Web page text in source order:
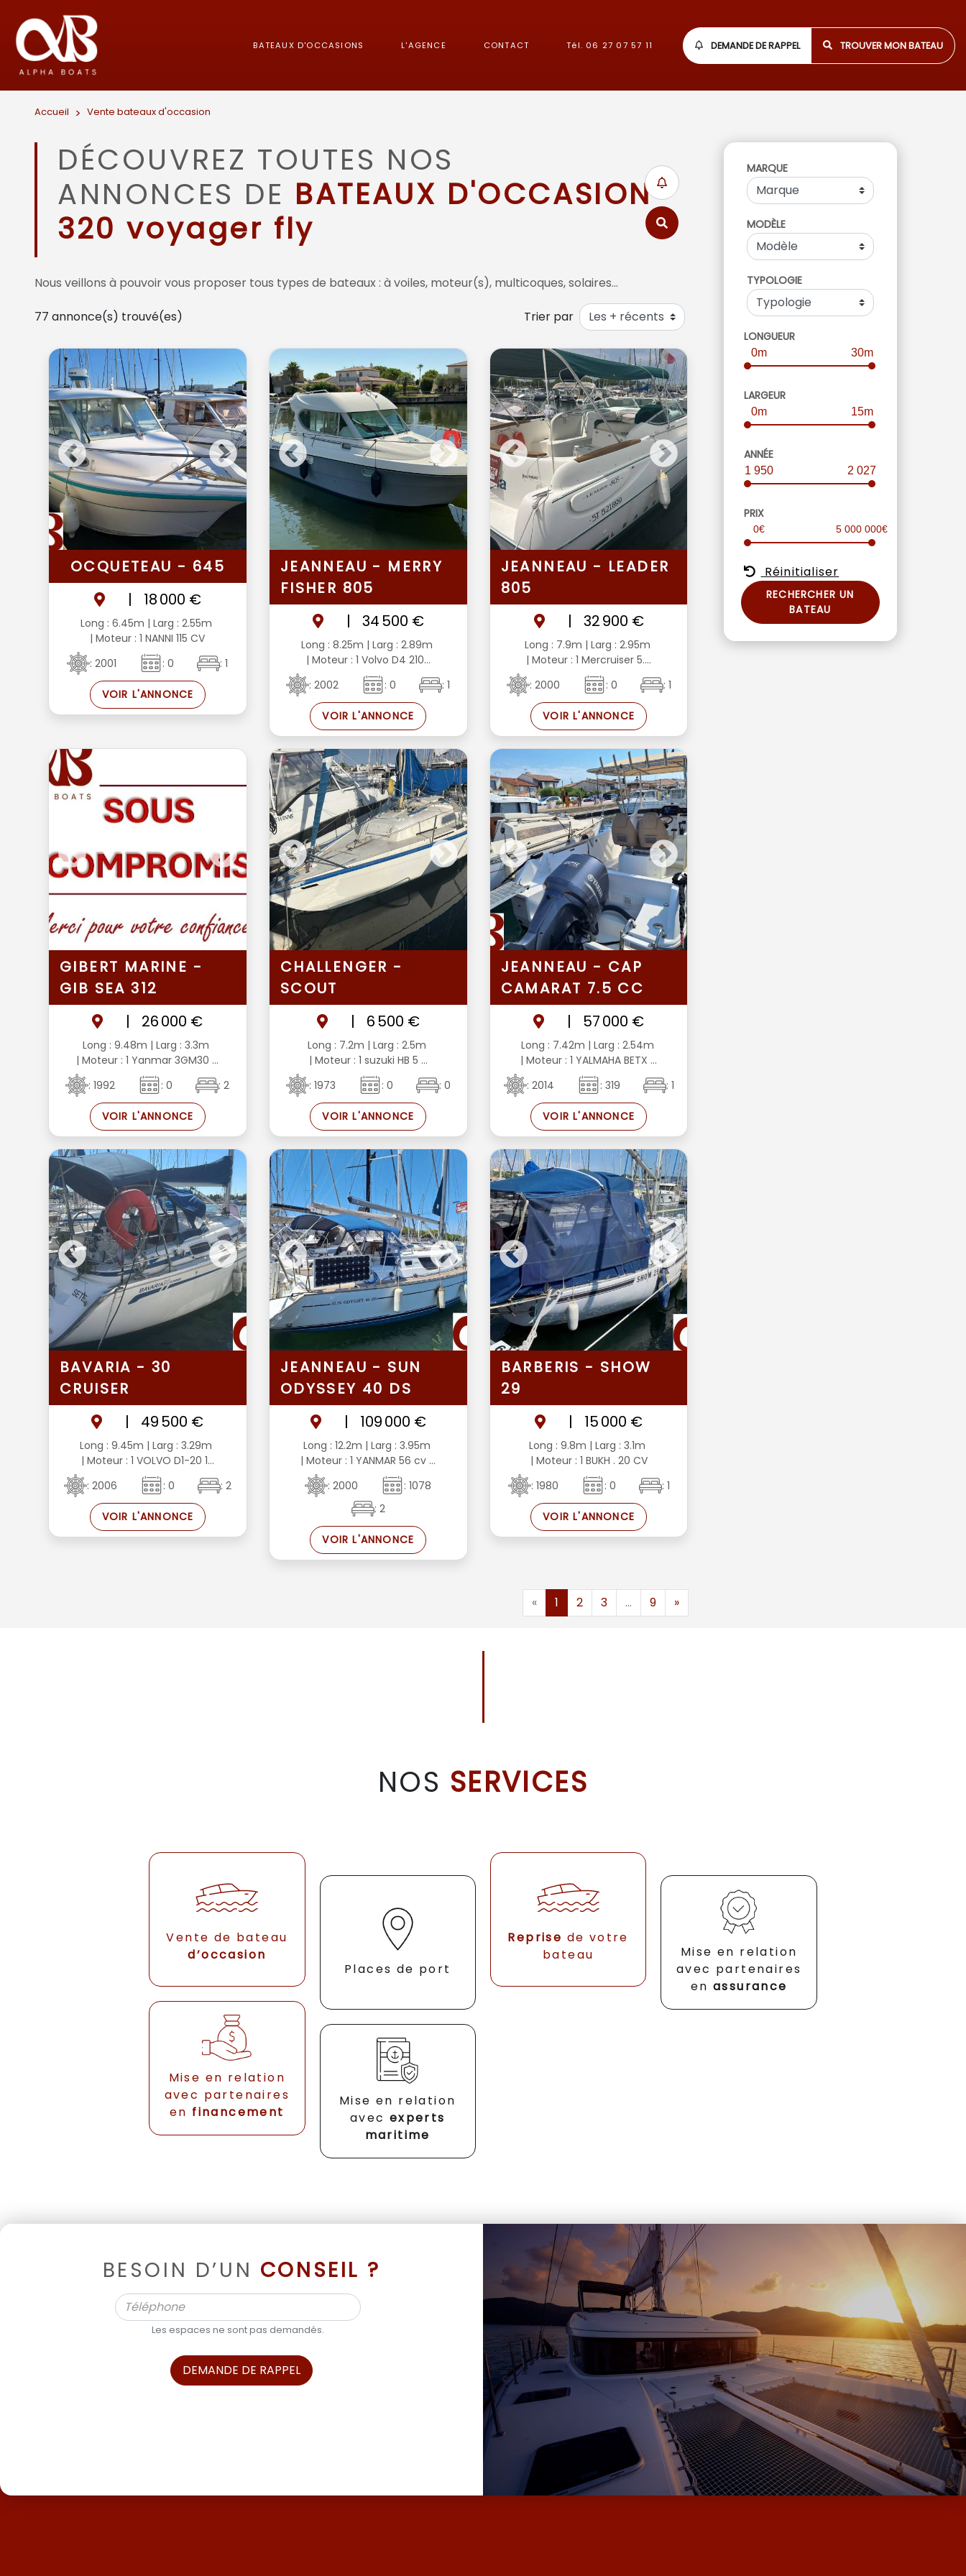
BATEAUX D'OCCASIONS L'AGENCE CONTACT Tél. 06 27 07 57 11 DEMANDE DE RAPPEL TROUVER MON BATEAU
Accueil > Vente bateaux d'occasion
DÉCOUVREZ TOUTES NOS
ANNONCES DE BATEAUX D'OCCASION
320 voyager fly
Nous veillons à pouvoir vous proposer tous types de bateaux : à voiles, moteur(s), multicoques, solaires…
77 annonce(s) trouvé(es) Trier par
OCQUETEAU - 645
|
18 000 €
Long : 6.45m | Larg : 2.55m
| Moteur : 1 NANNI 115 CV
: 2001
: 0 : 1
VOIR L'ANNONCE
JEANNEAU - MERRY
FISHER 805
|
34 500 €
Long : 8.25m | Larg : 2.89m
| Moteur : 1 Volvo D4 210...
: 2002
: 0 : 1
VOIR L'ANNONCE
JEANNEAU - LEADER
805
|
32 900 €
Long : 7.9m | Larg : 2.95m
| Moteur : 1 Mercruiser 5....
: 2000
: 0 : 1
VOIR L'ANNONCE
GIBERT MARINE -
GIB SEA 312
|
26 000 €
Long : 9.48m | Larg : 3.3m
| Moteur : 1 Yanmar 3GM30 ...
: 1992
: 0 : 2
VOIR L'ANNONCE
CHALLENGER -
SCOUT
|
6 500 €
Long : 7.2m | Larg : 2.5m
| Moteur : 1 suzuki HB 5 ...
: 1973
: 0 : 0
VOIR L'ANNONCE
JEANNEAU - CAP
CAMARAT 7.5 CC
|
57 000 €
Long : 7.42m | Larg : 2.54m
| Moteur : 1 YALMAHA BETX ...
: 2014
: 319 : 1
VOIR L'ANNONCE
BAVARIA - 30
CRUISER
|
49 500 €
Long : 9.45m | Larg : 3.29m
| Moteur : 1 VOLVO D1-20 1...
: 2006
: 0 : 2
VOIR L'ANNONCE
JEANNEAU - SUN
ODYSSEY 40 DS
|
109 000 €
Long : 12.2m | Larg : 3.95m
| Moteur : 1 YANMAR 56 cv ...
: 2000
: 1078
: 2
VOIR L'ANNONCE
BARBERIS - SHOW
29
|
15 000 €
Long : 9.8m | Larg : 3.1m
| Moteur : 1 BUKH . 20 CV
: 1980
: 0 : 1
VOIR L'ANNONCE
« 1 2 3 ... 9 »
MARQUE
MODÈLE
TYPOLOGIE
LONGUEUR
0m 30m
LARGEUR
0m 15m
ANNÉE
1 950 2 027
PRIX
0€ 5 000 000€
Réinitialiser
RECHERCHER UN
BATEAU
NOS SERVICES
Vente de bateau
d’occasion
Places de port
Reprise de votre
bateau
Mise en relation
avec partenaires
en assurance
Mise en relation
avec partenaires
en financement
Mise en relation
avec experts
maritime
BESOIN D’UN CONSEIL ?
Les espaces ne sont pas demandés.
DEMANDE DE RAPPEL
ALPHA BOATS, L’EXPERT DES BATEAUX D’OCCASION ET NEUF AVEC SES MARQUES DE MOODY ET MILLIKAN…